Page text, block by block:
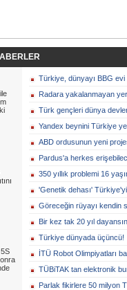
Türkiye, dünyayı BBG
Radara yakalanmayan
Türk gençleri dünya
Yandex beynini Türkiye
ABD ordusunun yeni
Pardus'a herkes
350 yıllık problemi 16
'Genetik dehası'
Göreceğin rüyayı kendin
Bir kez tak 20 yıl
Türkiye dünyada üçüncü!
İTÜ Robot Olimpiyatları
TÜBiTAK tan elektronik
Parlak fikirlere 50 milyon